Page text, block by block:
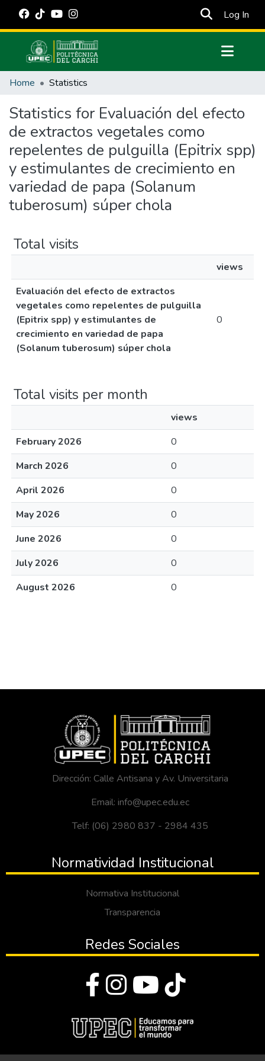
Log In
Communities & Collections
Estadísticas Externas
Manuales
Home Statistics
Statistics for Evaluación del efecto
de extractos vegetales como
repelentes de pulguilla (Epitrix spp)
y estimulantes de crecimiento en
variedad de papa (Solanum
tuberosum) súper chola
Total visits
views
Evaluación del efecto de extractos
vegetales como repelentes de pulguilla
(Epitrix spp) y estimulantes de
crecimiento en variedad de papa
(Solanum tuberosum) súper chola
0
Total visits per month
views
February 2026
0
March 2026
0
April 2026
0
May 2026
0
June 2026
0
July 2026
0
August 2026
0
Dirección: Calle Antisana y Av. Universitaria
Email: info@upec.edu.ec
Telf: (06) 2980 837 - 2984 435
Normatividad Institucional
Normativa Institucional
Transparencia
Redes Sociales